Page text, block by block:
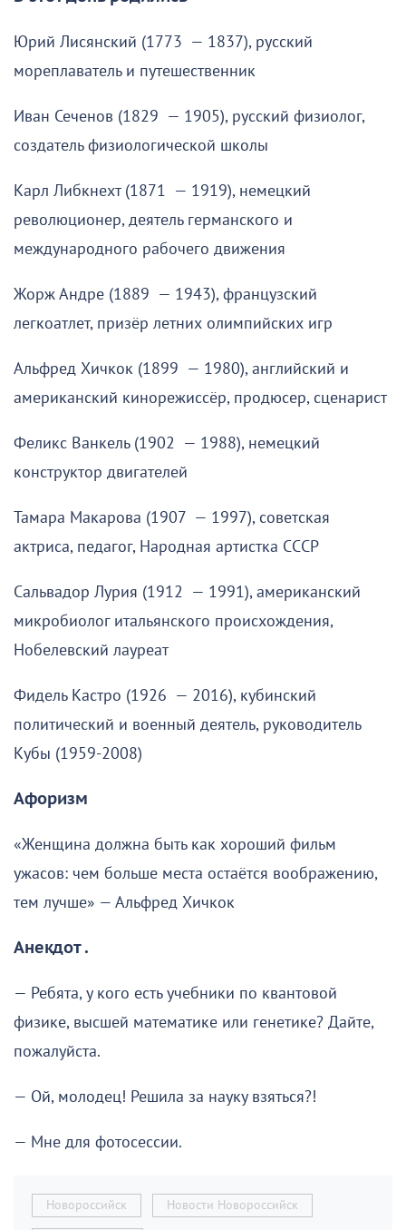
Юрий Лисянский (1773 — 1837), русский
мореплаватель и путешественник
Иван Сеченов (1829 — 1905), русский физиолог,
создатель физиологической школы
Карл Либкнехт (1871 — 1919), немецкий
революционер, деятель германского и
международного рабочего движения
Жорж Андре (1889 — 1943), французский
легкоатлет, призёр летних олимпийских игр
Альфред Хичкок (1899 — 1980), английский и
американский кинорежиссёр, продюсер, сценарист
Феликс Ванкель (1902 — 1988), немецкий
конструктор двигателей
Тамара Макарова (1907 — 1997), советская
актриса, педагог, Народная артистка СССР
Сальвадор Лурия (1912 — 1991), американский
микробиолог итальянского происхождения,
Нобелевский лауреат
Фидель Кастро (1926 — 2016), кубинский
политический и военный деятель, руководитель
Кубы (1959-2008)
Афоризм
«Женщина должна быть как хороший фильм
ужасов: чем больше места остаётся воображению,
тем лучше» — Альфред Хичкок
Анекдот .
— Ребята, у кого есть учебники по квантовой
физике, высшей математике или генетике? Дайте,
пожалуйста.
— Ой, молодец! Решила за науку взяться?!
— Мне для фотосессии.
Новороссийск Новости Новороссийск